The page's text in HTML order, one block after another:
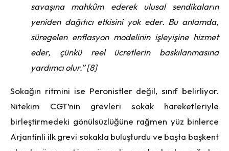
savaşına mahkûm ederek ulusal sendikaların
yeniden dağıtıcı etkisini yok eder. Bu anlamda,
süregelen enflasyon modelinin işleyişine hizmet
eder, çünkü reel ücretlerin baskılanmasına
yardımcı olur.” [8]
Sokağın ritmini ise Peronistler değil, sınıf belirliyor.
Nitekim CGT’nin grevleri sokak hareketleriyle
birleştirmedeki gönülsüzlüğüne rağmen yüz binlerce
Arjantinli ilk grevi sokakla buluşturdu ve başta başkent